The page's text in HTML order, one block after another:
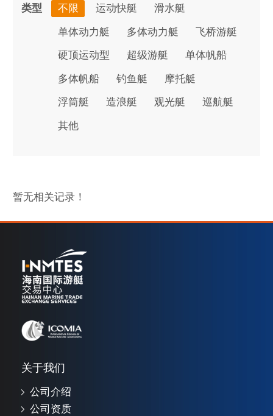
类型 不限 运动快艇 滑水艇
单体动力艇 多体动力艇 飞桥游艇
硬顶运动型 超级游艇 单体帆船
多体帆船 钓鱼艇 摩托艇
浮筒艇 造浪艇 观光艇 巡航艇
其他
暂无相关记录！
关于我们
公司介绍
公司资质